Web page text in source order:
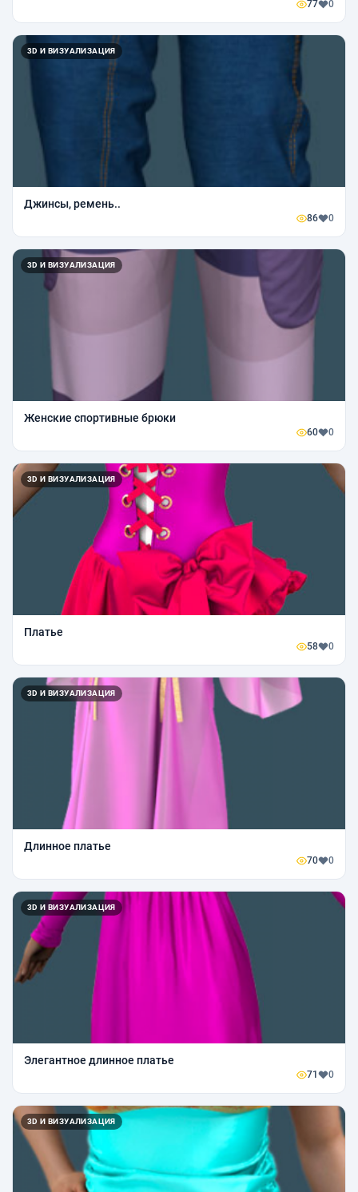
77 0
3D И ВИЗУАЛИЗАЦИЯ
Джинсы, ремень..
86 0
3D И ВИЗУАЛИЗАЦИЯ
Женские спортивные брюки
60 0
3D И ВИЗУАЛИЗАЦИЯ
Платье
58 0
3D И ВИЗУАЛИЗАЦИЯ
Длинное платье
70 0
3D И ВИЗУАЛИЗАЦИЯ
Элегантное длинное платье
71 0
3D И ВИЗУАЛИЗАЦИЯ